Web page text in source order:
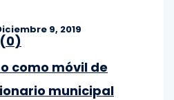
9, 2019
0)
como móvil de
municipal